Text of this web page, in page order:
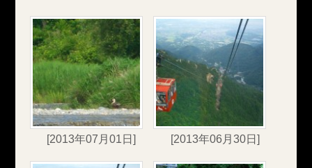
[2013年07月01日] [2013年06月30日]